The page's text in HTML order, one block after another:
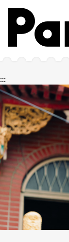
跳到主要内容区块
网站导览
:::